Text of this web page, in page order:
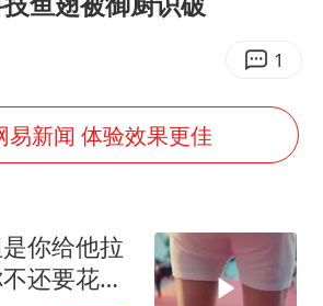
白海豚将正面袭击贯穿浙江
酒店回应车内过夜被收150元
酒店花洒现排泄物住客索赔遭拒
杭州全市有序停课
1
易新闻 体验效果更佳
你给他拉
还要花油